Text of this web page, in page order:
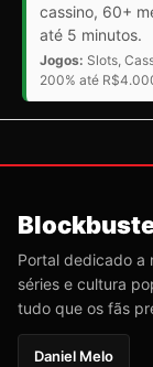
cassino, 60+
até 5 minutos.
Jogos: Slots,
200% até
Portal dedicado a
séries e cultura
tudo que os fãs
Daniel Melo